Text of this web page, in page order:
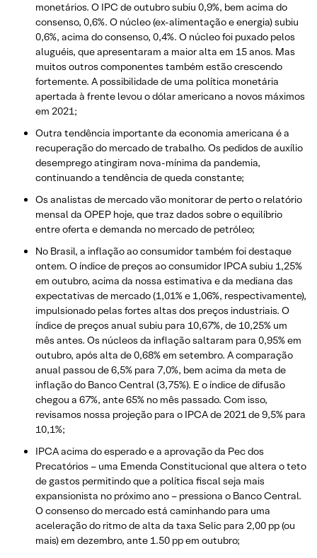
monetários. O IPC de outubro subiu 0,9%, bem acima do
consenso, 0,6%. O núcleo (ex-alimentação e energia) subiu
0,6%, acima do consenso, 0,4%. O núcleo foi puxado pelos
aluguéis, que apresentaram a maior alta em 15 anos. Mas
muitos outros componentes também estão crescendo
fortemente. A possibilidade de uma política monetária
apertada à frente levou o dólar americano a novos máximos
em 2021;
Outra tendência importante da economia americana é a
recuperação do mercado de trabalho. Os pedidos de auxílio
desemprego atingiram nova-mínima da pandemia,
continuando a tendência de queda constante;
Os analistas de mercado vão monitorar de perto o relatório
mensal da OPEP hoje, que traz dados sobre o equilíbrio
entre oferta e demanda no mercado de petróleo;
No Brasil, a inflação ao consumidor também foi destaque
ontem. O índice de preços ao consumidor IPCA subiu 1,25%
em outubro, acima da nossa estimativa e da mediana das
expectativas de mercado (1,01% e 1,06%, respectivamente),
impulsionado pelas fortes altas dos preços industriais. O
índice de preços anual subiu para 10,67%, de 10,25% um
mês antes. Os núcleos da inflação saltaram para 0,95% em
outubro, após alta de 0,68% em setembro. A comparação
anual passou de 6,5% para 7,0%, bem acima da meta de
inflação do Banco Central (3,75%). E o índice de difusão
chegou a 67%, ante 65% no mês passado. Com isso,
revisamos nossa projeção para o IPCA de 2021 de 9,5% para
10,1%;
IPCA acima do esperado e a aprovação da Pec dos
Precatórios – uma Emenda Constitucional que altera o teto
de gastos permitindo que a política fiscal seja mais
expansionista no próximo ano – pressiona o Banco Central.
O consenso do mercado está caminhando para uma
aceleração do ritmo de alta da taxa Selic para 2,00 pp (ou
mais) em dezembro, ante 1.50 pp em outubro;